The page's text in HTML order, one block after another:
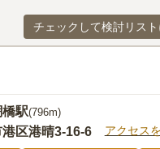
チェックして検討リス
橋駅(796m)
区港晴3-16-6 アクセス